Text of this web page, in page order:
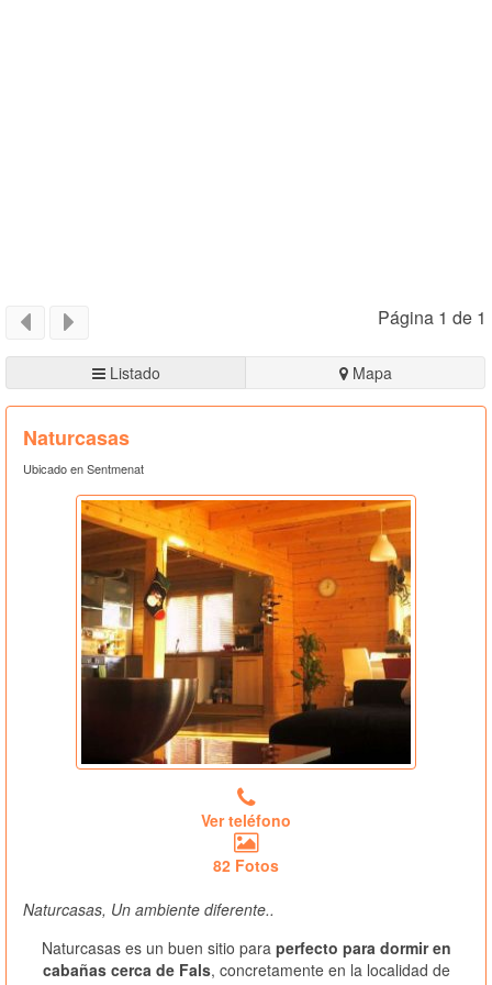
Página 1 de 1
Listado Mapa
Naturcasas
Ubicado en Sentmenat
Ver teléfono
82 Fotos
Naturcasas, Un ambiente diferente..
Naturcasas es un buen sitio para perfecto para dormir en
cabañas cerca de Fals, concretamente en la localidad de